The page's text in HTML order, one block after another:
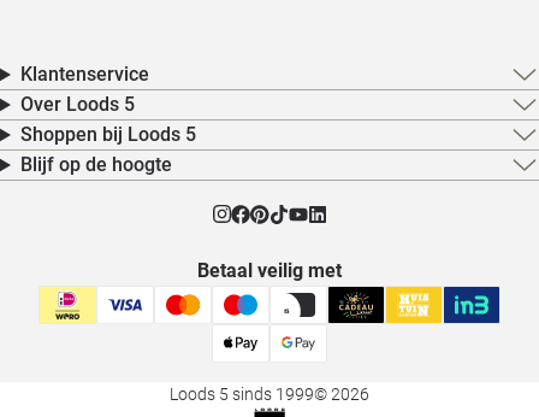
Klantenservice
Over Loods 5
Shoppen bij Loods 5
Blijf op de hoogte
Betaal veilig met
Loods 5 sinds 1999© 2026